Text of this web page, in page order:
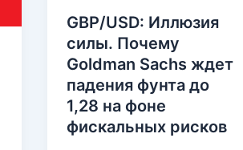
GBP/USD: Иллюзия
силы. Почему
Goldman Sachs ждет
падения фунта до
1,28 на фоне
фискальных рисков